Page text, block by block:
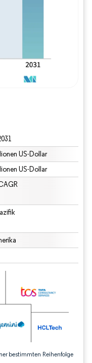
US-Dollar
US-Dollar
bestimmten Reihenfolge
erfordert Namensnennung